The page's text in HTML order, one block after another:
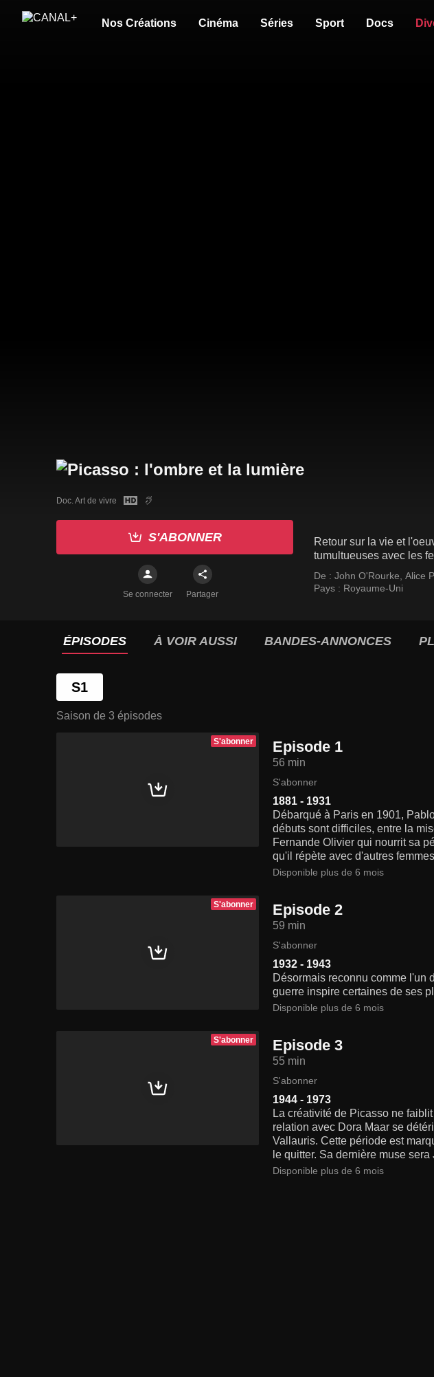
Nos Créations Cinéma Séries Sport Docs
Doc. Art de vivre
S'ABONNER
Se connecter Partager
Retour sur la vie et
tumultueuses avec les
De : John O'Rourke Alice
Pays : Royaume-Uni
ÉPISODES À VOIR AUSSI BANDES-ANNONCES
S1
Saison de 3 épisodes
S'abonner Episode 1
56 min
S'abonner
1881 - 1931
Débarqué à Paris en 1901,
débuts sont difficiles, entre la
Fernande Olivier qui nourrit sa
qu'il répète avec d'autres
Disponible plus de 6 mois
S'abonner Episode 2
59 min
S'abonner
1932 - 1943
Désormais reconnu comme l'un
guerre inspire certaines de ses
Disponible plus de 6 mois
S'abonner Episode 3
55 min
S'abonner
1944 - 1973
La créativité de Picasso ne
relation avec Dora Maar se
Vallauris. Cette période est
le quitter. Sa dernière muse
Disponible plus de 6 mois